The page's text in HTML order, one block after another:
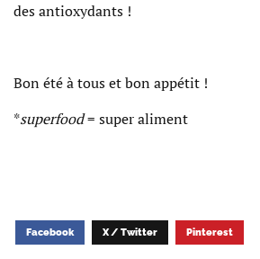
des antioxydants !
Bon été à tous et bon appétit !
*superfood= super aliment
Facebook X / Twitter Pinterest